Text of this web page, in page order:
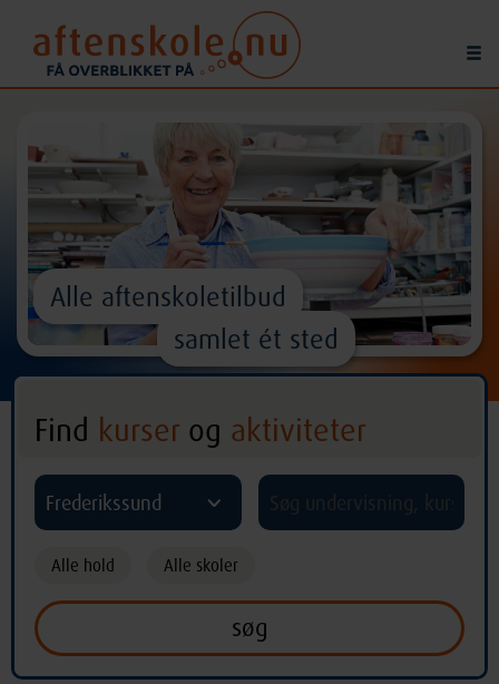
Alle aftenskoletilbud
samlet ét sted
Find kurser og aktiviteter
Frederikssund ^
Alle hold Alle skoler